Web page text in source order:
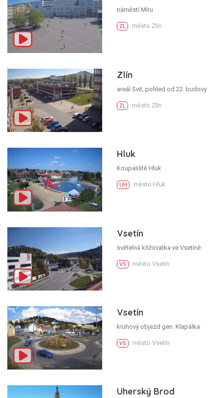
náměstí Míru
ZL město Zlín
Zlín
areál Svit, pohled od 22. budovy
ZL město Zlín
Hluk
Koupaliště Hluk
UH město Hluk
Vsetín
světelná křižovatka ve Vsetíně
VS město Vsetín
Vsetín
kruhový objezd gen. Klapálka
VS město Vsetín
Uherský Brod